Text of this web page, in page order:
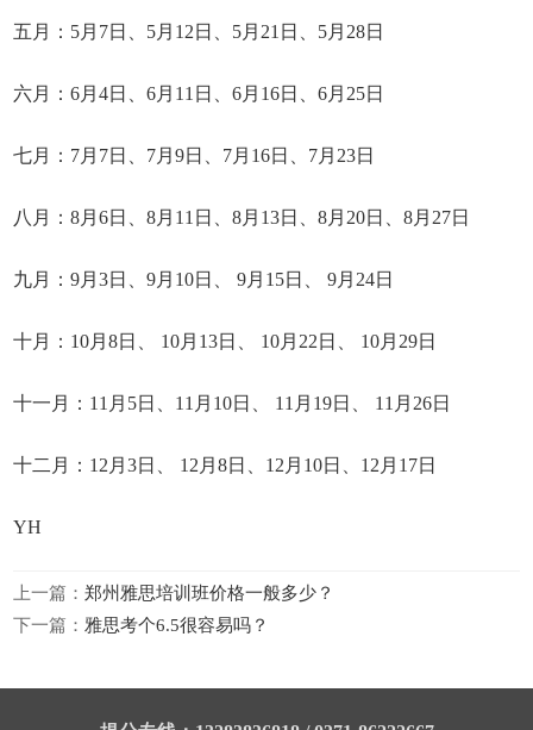
五月：5月7日、5月12日、5月21日、5月28日
六月：6月4日、6月11日、6月16日、6月25日
七月：7月7日、7月9日、7月16日、7月23日
八月：8月6日、8月11日、8月13日、8月20日、8月27日
九月：9月3日、9月10日、 9月15日、 9月24日
十月：10月8日、 10月13日、 10月22日、 10月29日
十一月：11月5日、11月10日、 11月19日、 11月26日
十二月：12月3日、 12月8日、12月10日、12月17日
YH
上一篇：郑州雅思培训班价格一般多少？
下一篇： 雅思考个6.5很容易吗？